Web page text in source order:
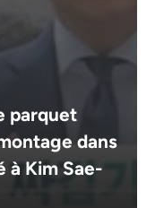
parquet
dans
à Kim Sae-